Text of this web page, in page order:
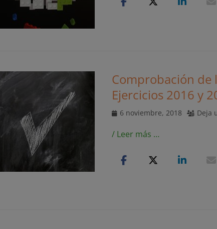
Comprobación de
Ejercicios 2016 y
Publicado
6 noviembre, 2018 Deja
/ Leer más …